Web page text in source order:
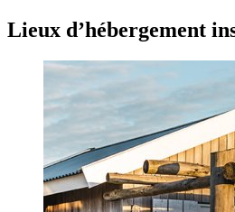
Lieux d’hébergement